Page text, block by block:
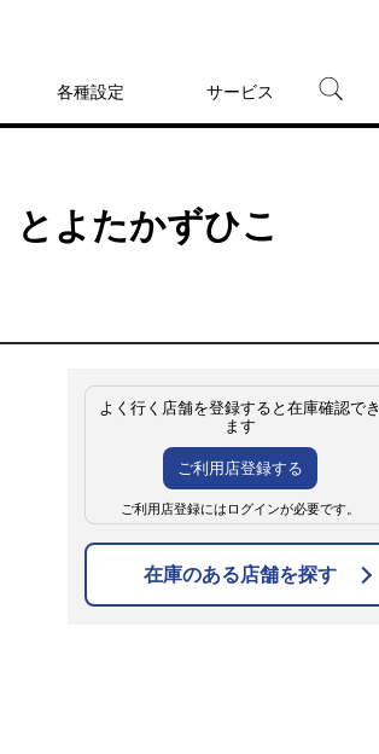
各種設定 サービス
TSUTAYAプレミアムNEXT
よたかずひこ
よく行く店舗を登録すると在庫確認でき
ます
ご利用店登録する
ご利用店登録にはログインが必要です。
在庫のある店舗を探す